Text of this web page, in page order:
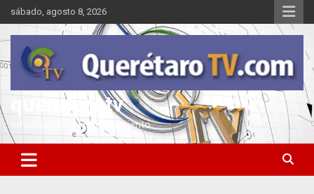
Saltar
al
contenido
sábado, agosto 8, 2026
queretarotv
Información y entretenimiento